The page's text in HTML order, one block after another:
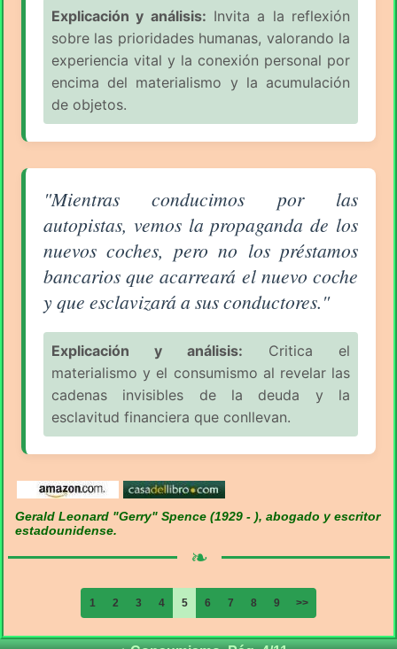
Explicación y análisis: Invita a la reflexión
sobre las prioridades humanas, valorando la
experiencia vital y la conexión personal por
encima del materialismo y la acumulación
de objetos.
Aforismo sobre el Consumismo (pág. 5/11) - Gerry
"Mientras conducimos por las
autopistas, vemos la propaganda de los
nuevos coches, pero no los préstamos
bancarios que acarreará el nuevo coche
y que esclavizará a sus conductores."
Explicación y análisis: Critica el
materialismo y el consumismo al revelar las
cadenas invisibles de la deuda y la
esclavitud financiera que conllevan.
Gerald Leonard "Gerry" Spence (1929 - ), abogado y escritor
estadounidense.
❧
1 2 3 4 5 6 7 8 9 >>